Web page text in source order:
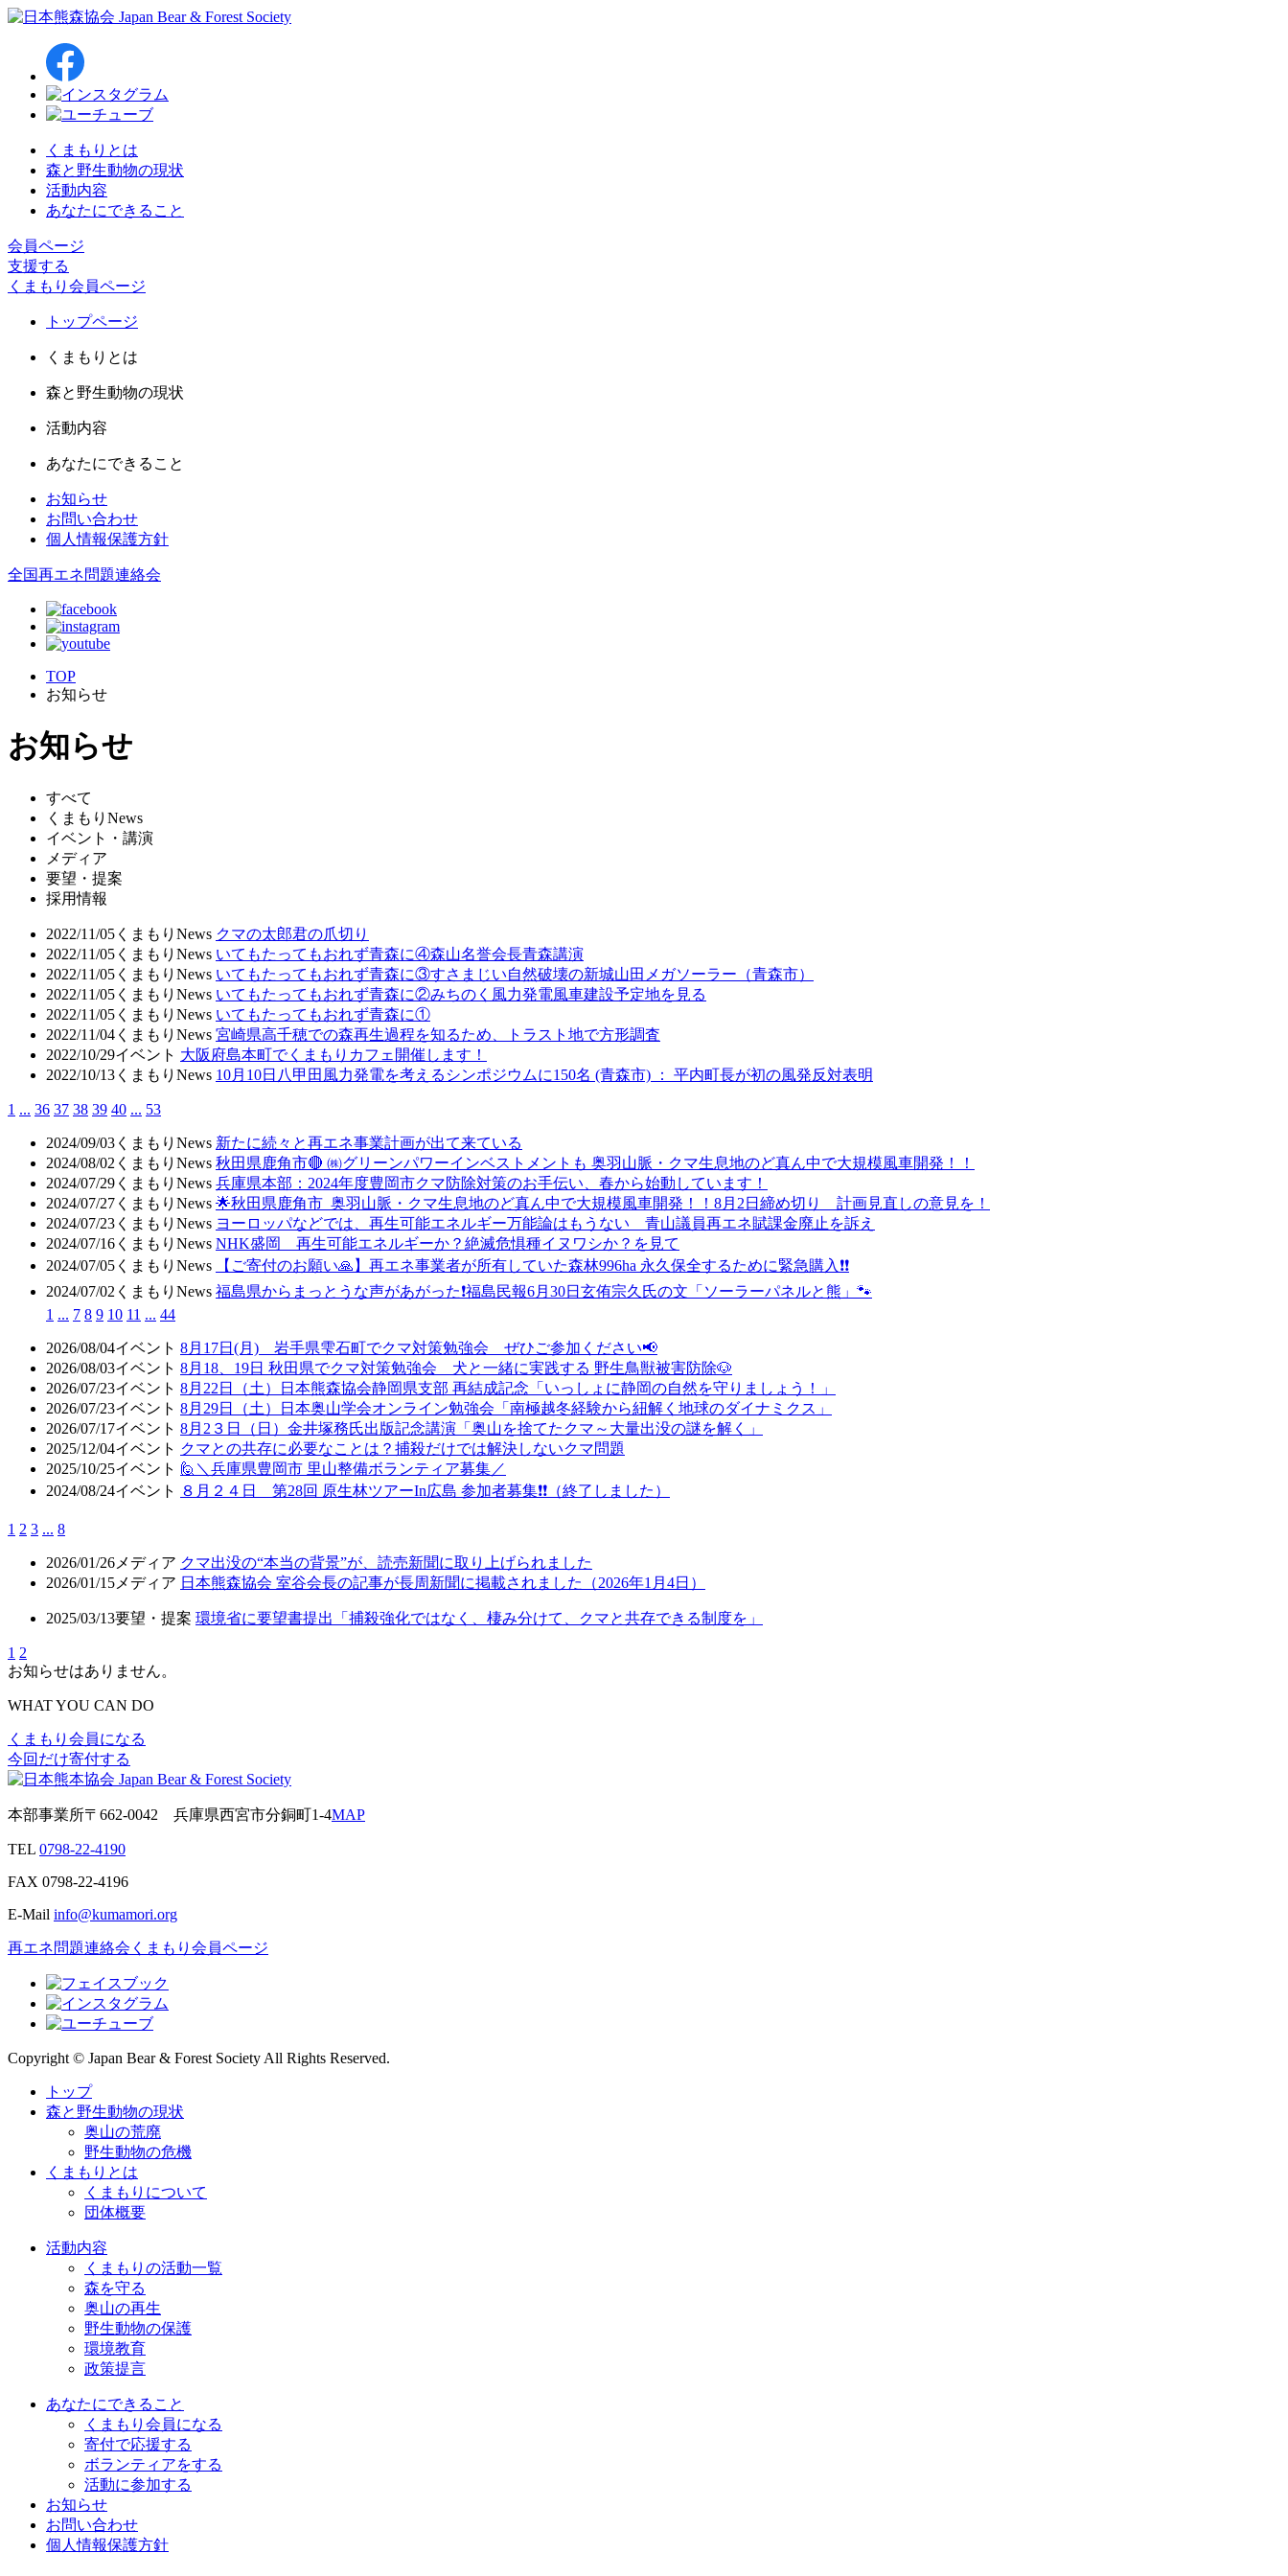
くまもりとは
森と野生動物の現状
活動内容
あなたにできること
会員ページ
支援する
くまもり会員ページ
トップページ
くまもりとは
森と野生動物の現状
活動内容
あなたにできること
お知らせ
お問い合わせ
個人情報保護方針
全国再エネ問題連絡会
TOP
お知らせ
お知らせ
すべて
くまもりNews
イベント・講演
メディア
要望・提案
採用情報
2022/11/05 くまもりNews クマの太郎君の爪切り
2022/11/05 くまもりNews いてもたってもおれず青森に④森山名誉会長青森講演
2022/11/05 くまもりNews いてもたってもおれず青森に③すさまじい自然破壊の新城山田メガソーラー（青森市）
2022/11/05 くまもりNews いてもたってもおれず青森に②みちのく風力発電風車建設予定地を見る
2022/11/05 くまもりNews いてもたってもおれず青森に①
2022/11/04 くまもりNews 宮崎県高千穂での森再生過程を知るため、トラスト地で方形調査
2022/10/29イベント 大阪府島本町でくまもりカフェ開催します！
2022/10/13 くまもりNews 10月10日八甲田風力発電を考えるシンポジウムに150名 (青森市) ： 平内町長が初の風発反対表明
1 ... 36 37 38 39 40 ... 53
2024/09/03 くまもりNews 新たに続々と再エネ事業計画が出て来ている
2024/08/02 くまもりNews 秋田県鹿角市🔴 ㈱グリーンパワーインベストメントも 奥羽山脈・クマ生息地のど真ん中で大規模風車開発！！
2024/07/29 くまもりNews 兵庫県本部：2024年度豊岡市クマ防除対策のお手伝い、春から始動しています！
2024/07/27 くまもりNews 🌟秋田県鹿角市 奥羽山脈・クマ生息地のど真ん中で大規模風車開発！！8月2日締め切り 計画見直しの意見を！
2024/07/23 くまもりNews ヨーロッパなどでは、再生可能エネルギー万能論はもうない 青山議員再エネ賦課金廃止を訴え
2024/07/16 くまもりNews NHK盛岡 再生可能エネルギーか？絶滅危惧種イヌワシか？を見て
2024/07/05 くまもりNews
【ご寄付のお願い🙏】再エネ事業者が所有していた森林996ha 永久保全するために緊急購入❗❗
2024/07/02 くまもりNews 福島県からまっとうな声があがった❗福島民報6月30日玄侑宗久氏の文「ソーラーパネルと熊」🐾
1 ... 7 8 9 10 11 ... 44
2026/08/04イベント 8月17日(月) 岩手県雫石町でクマ対策勉強会 ぜひご参加ください📢
2026/08/03イベント 8月18、19日 秋田県でクマ対策勉強会 犬と一緒に実践する 野生鳥獣被害防除🐶
2026/07/23イベント 8月22日（土）日本熊森協会静岡県支部 再結成記念「いっしょに静岡の自然を守りましょう！」
2026/07/23イベント 8月29日（土）日本奥山学会オンライン勉強会「南極越冬経験から紐解く地球のダイナミクス」
2026/07/17イベント 8月2３日（日）金井塚務氏出版記念講演「奥山を捨てたクマ～大量出没の謎を解く」
2025/12/04イベント クマとの共存に必要なことは？捕殺だけでは解決しないクマ問題
2025/10/25イベント 🙋＼兵庫県豊岡市 里山整備ボランティア募集／
2024/08/24イベント ８月２４日 第28回 原生林ツアーIn広島 参加者募集❗❗（終了しました）
1 2 3 ... 8
2026/01/26 メディア クマ出没の“本当の背景”が、読売新聞に取り上げられました
2026/01/15 メディア 日本熊森協会 室谷会長の記事が長周新聞に掲載されました（2026年1月4日）
2025/03/13要望・提案 環境省に要望書提出「捕殺強化ではなく、棲み分けて、クマと共存できる制度を」
1 2
お知らせはありません。
WHAT YOU CAN DO
くまもり会員になる
今回だけ寄付する
本部事業所〒662-0042 兵庫県西宮市分銅町1-4MAP
TEL 0798-22-4190
FAX 0798-22-4196
E-Mail info@kumamori.org
再エネ問題連絡会 くまもり会員ページ
Copyright © Japan Bear & Forest Society All Rights Reserved.
トップ
森と野生動物の現状
奥山の荒廃
野生動物の危機
くまもりとは
くまもりについて
団体概要
活動内容
くまもりの活動一覧
森を守る
奥山の再生
野生動物の保護
環境教育
政策提言
あなたにできること
くまもり会員になる
寄付で応援する
ボランティアをする
活動に参加する
お知らせ
お問い合わせ
個人情報保護方針